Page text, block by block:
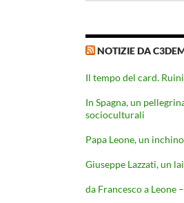
NOTIZIE DA
Il tempo del card. Ruini
In Spagna, un
socioculturali
Papa Leone, un
Giuseppe Lazzati, un
da Francesco a Leone